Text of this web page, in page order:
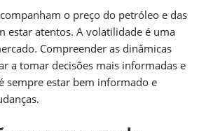
o preço do petróleo e das
estar atentos. A volatilidade é uma
Compreender as dinâmicas
a tomar decisões mais informadas e
sempre estar bem informado e